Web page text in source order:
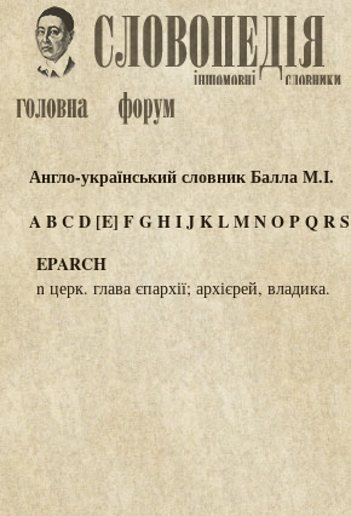
Англо-український словник Балла М.І.
ABCD[E] FGHIJKLMNOPQRS
EPARCH
n церк. глава єпархії; архієрей, владика.